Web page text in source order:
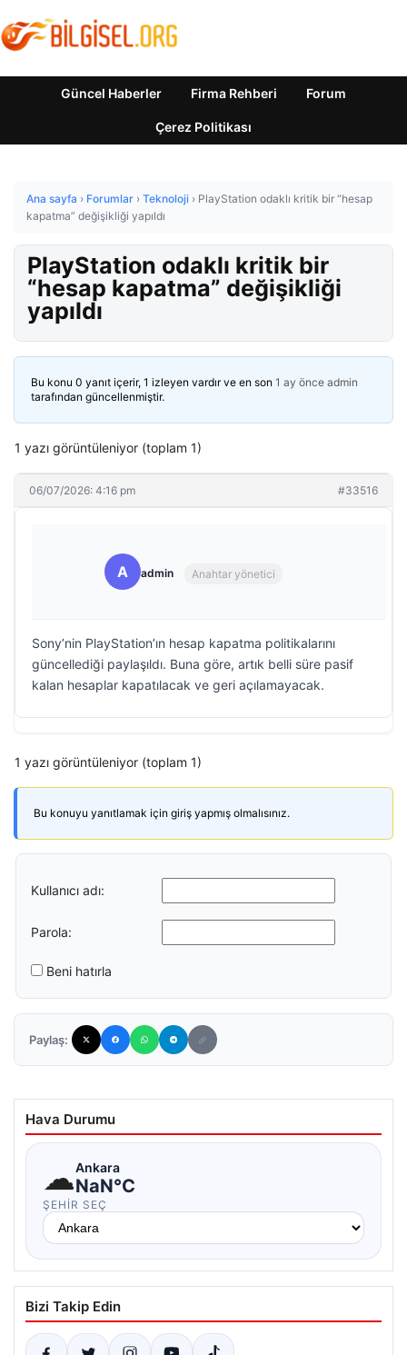
Güncel Haberler Firma Rehberi Forum
Çerez Politikası
Ana sayfa › Forumlar › Teknoloji › PlayStation odaklı kritik bir “hesap
kapatma” değişikliği yapıldı
PlayStation odaklı kritik bir
“hesap kapatma” değişikliği
yapıldı
Bu konu 0 yanıt içerir, 1 izleyen vardır ve en son 1 ay önce admin
tarafından güncellenmiştir.
1 yazı görüntüleniyor (toplam 1)
06/07/2026: 4:16 pm #33516
A admin Anahtar yönetici
Sony’nin PlayStation’ın hesap kapatma politikalarını
güncellediği paylaşıldı. Buna göre, artık belli süre pasif
kalan hesaplar kapatılacak ve geri açılamayacak.
1 yazı görüntüleniyor (toplam 1)
Bu konuyu yanıtlamak için giriş yapmış olmalısınız.
Kullanıcı adı:
Parola:
Beni hatırla
Paylaş:
Hava Durumu
☁Ankara
NaN°C
ŞEHIR SEÇ
Bizi Takip Edin